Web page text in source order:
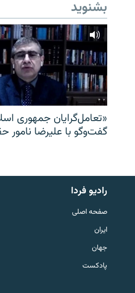
English
به ما بپیوندید
بشنوید
«تعامل‌گرایان جمهوری
گفت‌وگو با علیرضا نامور
رادیو فردا
صفحه اصلی
ایران
جهان
پادکست